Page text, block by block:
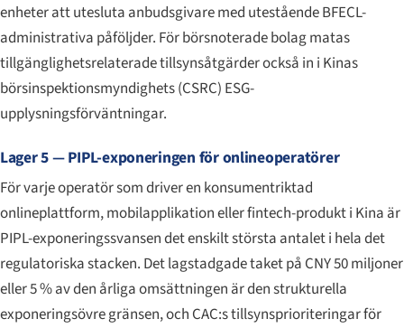
enheter att utesluta anbudsgivare med utestående BFECL-
administrativa påföljder. För börsnoterade bolag matas
tillgänglighetsrelaterade tillsynsåtgärder också in i Kinas
börsinspektionsmyndighets (CSRC) ESG-
upplysningsförväntningar.
Lager 5 — PIPL-exponeringen för onlineoperatörer
För varje operatör som driver en konsumentriktad
onlineplattform, mobilapplikation eller fintech-produkt i Kina är
PIPL-exponeringssvansen det enskilt största antalet i hela det
regulatoriska stacken. Det lagstadgade taket på CNY 50 miljoner
eller 5 % av den årliga omsättningen är den strukturella
exponeringsövre gränsen, och CAC:s tillsynsprioriteringar för